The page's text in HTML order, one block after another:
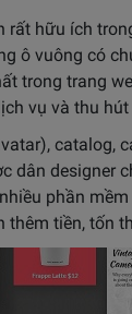
hữu ích
ô vuông có
trong trang
vụ và thu
catalog,
dân designer
phần
tiền, tốn